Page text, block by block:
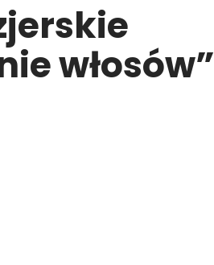
włosów”